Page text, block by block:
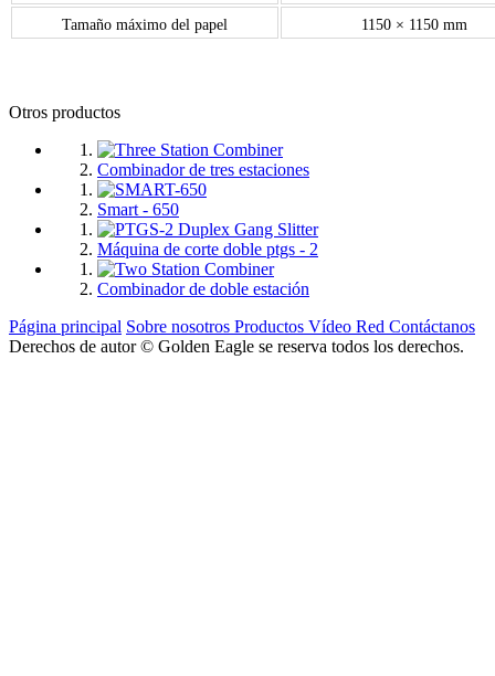
Tamaño máximo del papel 1150 × 1150 mm
Otros productos
Combinador de tres estaciones
Smart - 650
Máquina de corte doble ptgs - 2
Combinador de doble estación
Página principal Sobre nosotros Productos Vídeo Red Contáctanos
Derechos de autor © Golden Eagle se reserva todos los derechos.